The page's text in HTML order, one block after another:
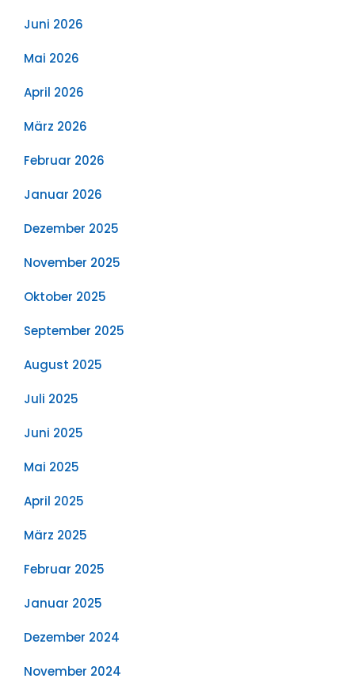
Juni 2026
Mai 2026
April 2026
März 2026
Februar 2026
Januar 2026
Dezember 2025
November 2025
Oktober 2025
September 2025
August 2025
Juli 2025
Juni 2025
Mai 2025
April 2025
März 2025
Februar 2025
Januar 2025
Dezember 2024
November 2024